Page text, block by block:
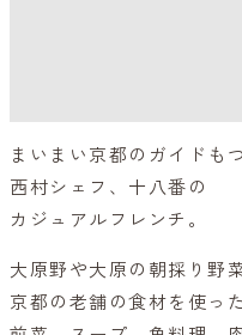
まいまい京都のガイドも
西村シェフ、十八番の
カジュアルフレンチ。
大原野や大原の朝採り野菜
京都の老舗の食材を使った